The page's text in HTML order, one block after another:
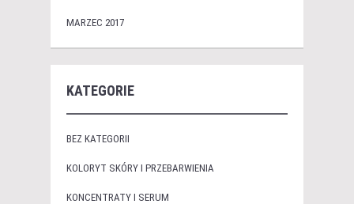
MARZEC 2017
KATEGORIE
BEZ KATEGORII
KOLORYT SKÓRY I PRZEBARWIENIA
KONCENTRATY I SERUM